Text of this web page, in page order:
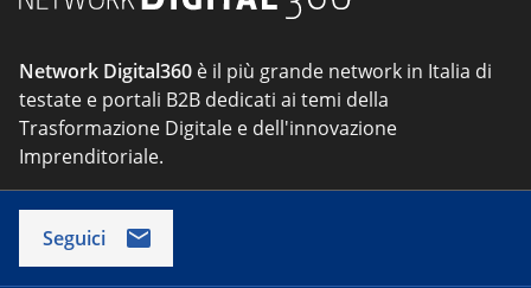
Network Digital360 è il più grande network in Italia di
testate e portali B2B dedicati ai temi della
Trasformazione Digitale e dell'innovazione
Imprenditoriale.
Seguici